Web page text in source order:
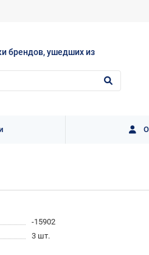
брендов, ушедших из
-15902
3 шт.